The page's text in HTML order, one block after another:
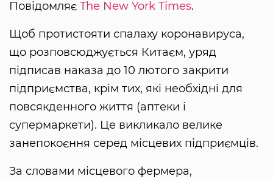
Повідомляє The New York Times.
Щоб протистояти спалаху коронавируса,
що розповсюджується Китаєм, уряд
підписав наказа до 10 лютого закрити
підприємства, крім тих, які необхідні для
повсякденного життя (аптеки і
супермаркети). Це викликало велике
занепокоєння серед місцевих підприємців.
За словами місцевого фермера,